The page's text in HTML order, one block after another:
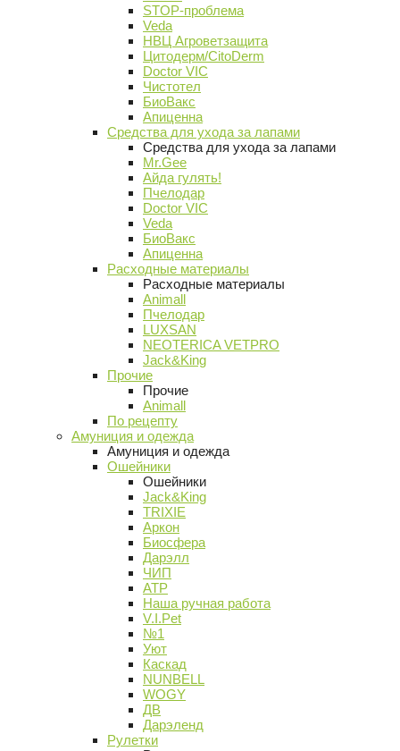
STOP-проблема
Veda
НВЦ Агроветзащита
Цитодерм/CitoDerm
Doctor VIC
Чистотел
БиоВакс
Апиценна
Средства для ухода за лапами
Средства для ухода за лапами
Mr.Gee
Айда гулять!
Пчелодар
Doctor VIC
Veda
БиоВакс
Апиценна
Расходные материалы
Расходные материалы
Animall
Пчелодар
LUXSAN
NEOTERICA VETPRO
Jack&King
Прочие
Прочие
Animall
По рецепту
Амуниция и одежда
Амуниция и одежда
Ошейники
Ошейники
Jack&King
TRIXIE
Аркон
Биосфера
Дарэлл
ЧИП
АТР
Наша ручная работа
V.I.Pet
№1
Уют
Каскад
NUNBELL
WOGY
ДВ
Дарэленд
Рулетки